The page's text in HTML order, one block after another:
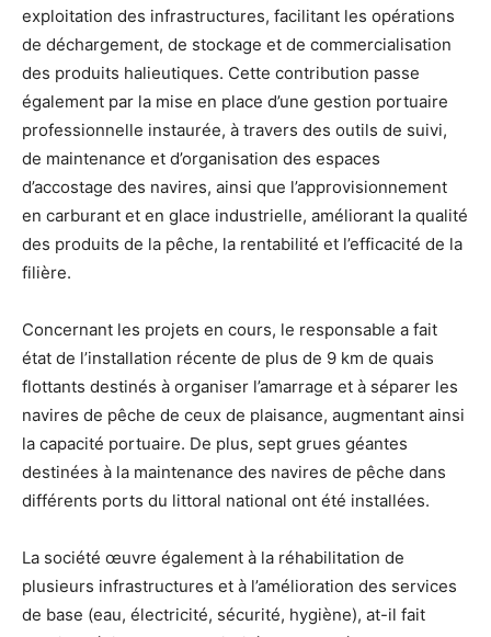
exploitation des infrastructures, facilitant les opérations
de déchargement, de stockage et de commercialisation
des produits halieutiques. Cette contribution passe
également par la mise en place d’une gestion portuaire
professionnelle instaurée, à travers des outils de suivi,
de maintenance et d’organisation des espaces
d’accostage des navires, ainsi que l’approvisionnement
en carburant et en glace industrielle, améliorant la qualité
des produits de la pêche, la rentabilité et l’efficacité de la
filière.
Concernant les projets en cours, le responsable a fait
état de l’installation récente de plus de 9 km de quais
flottants destinés à organiser l’amarrage et à séparer les
navires de pêche de ceux de plaisance, augmentant ainsi
la capacité portuaire. De plus, sept grues géantes
destinées à la maintenance des navires de pêche dans
différents ports du littoral national ont été installées.
La société œuvre également à la réhabilitation de
plusieurs infrastructures et à l’amélioration des services
de base (eau, électricité, sécurité, hygiène), at-il fait